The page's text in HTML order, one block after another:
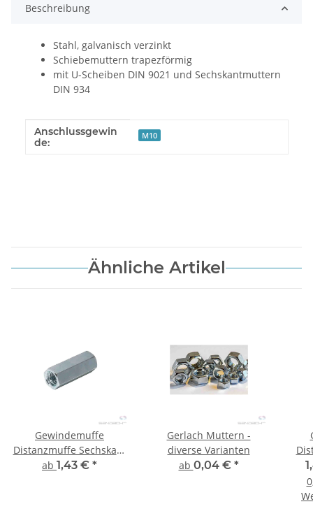
Beschreibung
Stahl, galvanisch verzinkt
Schiebemuttern trapezförmig
mit U-Scheiben DIN 9021 und Sechskantmuttern
DIN 934
Produkteigenschaft
Wert
Anschlussgewin
de:
M10
Ähnliche Artikel
Gewindemuffe
Distanzmuffe Sechskant
- 10 Stück
ab 1,43 € *
Gerlach Muttern -
diverse Varianten
ab 0,04 € *